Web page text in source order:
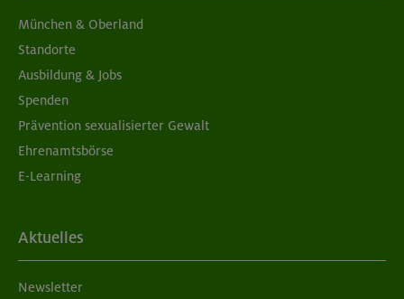
Datum
Alter
Preis für Mitglieder
anderer Sektionen
Grünstein-Klettersteig, Watzmann-
Überschreitung 2713 m u.a.
München & Oberland
Standorte
Ausbildung & Jobs
Spenden
Prävention sexualisierter Gewalt
Ehrenamtsbörse
E-Learning
Aktuelles
Newsletter